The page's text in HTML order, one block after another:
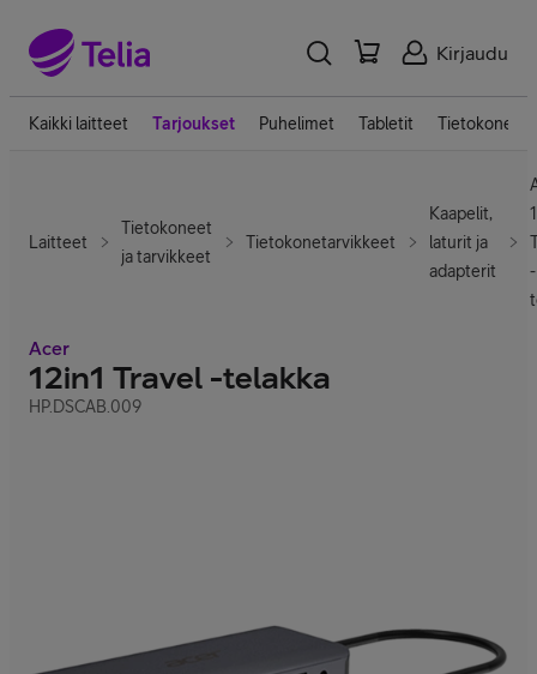
Kirjaudu
Kaikki laitteet Tarjoukset Puhelimet Tabletit Tietokoneet
Laitteet
Tietokoneet
ja tarvikkeet
Tietokonetarvikkeet
Kaapelit,
laturit ja
adapterit
-
Acer
12in1 Travel -telakka
HP.DSCAB.009